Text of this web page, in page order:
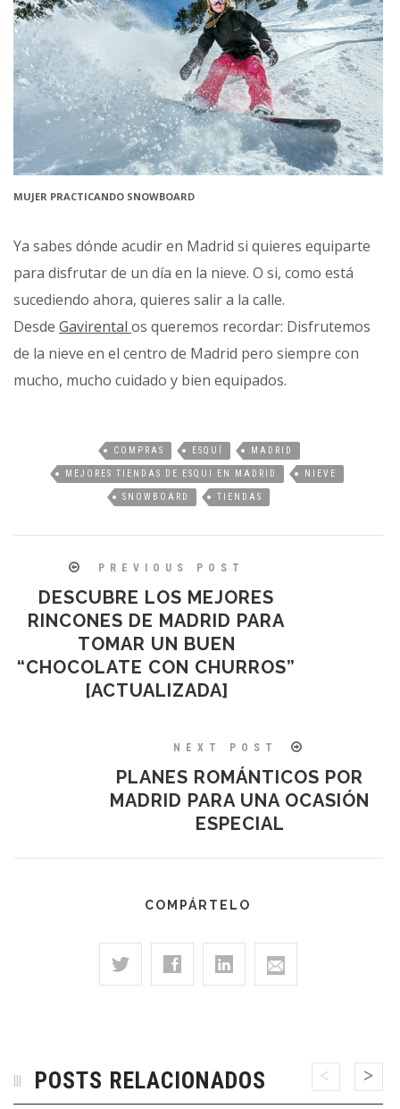
MUJER PRACTICANDO SNOWBOARD
Ya sabes dónde acudir en Madrid si quieres equiparte
para disfrutar de un día en la nieve. O si, como está
sucediendo ahora, quieres salir a la calle.
Desde Gavirental os queremos recordar: Disfrutemos
de la nieve en el centro de Madrid pero siempre con
mucho, mucho cuidado y bien equipados.
COMPRAS ESQUÍ MADRID
MEJORES TIENDAS DE ESQUI EN MADRID NIEVE
SNOWBOARD TIENDAS
PREVIOUS POST
DESCUBRE LOS MEJORES
RINCONES DE MADRID PARA
TOMAR UN BUEN
“CHOCOLATE CON CHURROS”
[ACTUALIZADA]
NEXT POST
PLANES ROMÁNTICOS POR
MADRID PARA UNA OCASIÓN
ESPECIAL
COMPÁRTELO
POSTS RELACIONADOS